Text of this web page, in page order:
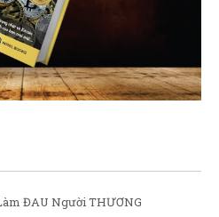
ĐAU Người THƯƠNG